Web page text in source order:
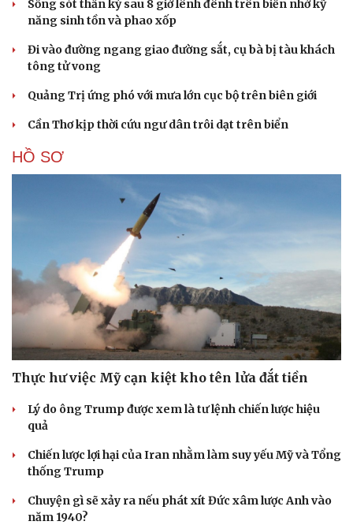
Sống sót thần kỳ sau 8 giờ lênh đênh trên biển nhờ kỹ
năng sinh tồn và phao xốp
Đi vào đường ngang giao đường sắt, cụ bà bị tàu khách
tông tử vong
Quảng Trị ứng phó với mưa lớn cục bộ trên biên giới
Cần Thơ kịp thời cứu ngư dân trôi dạt trên biển
HỒ SƠ
Thực hư việc Mỹ cạn kiệt kho tên lửa đắt tiền
Lý do ông Trump được xem là tư lệnh chiến lược hiệu
quả
Chiến lược lợi hại của Iran nhằm làm suy yếu Mỹ và Tổng
thống Trump
Chuyện gì sẽ xảy ra nếu phát xít Đức xâm lược Anh vào
năm 1940?